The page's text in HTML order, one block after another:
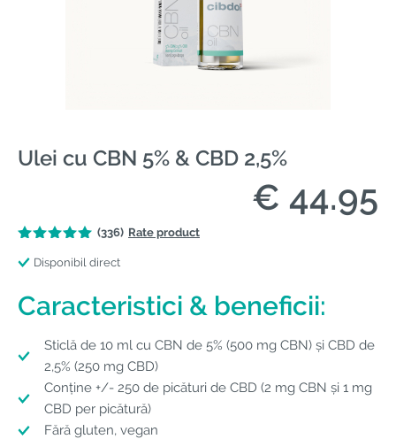
Ulei cu CBN 5% & CBD 2,5%
€ 44.95
(336) Rate product
Disponibil direct
Caracteristici & beneficii:
Sticlă de 10 ml cu CBN de 5% (500 mg CBN) și CBD de
2,5% (250 mg CBD)
Conține +/- 250 de picături de CBD (2 mg CBN și 1 mg
CBD per picătură)
Fără gluten, vegan